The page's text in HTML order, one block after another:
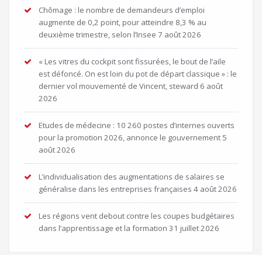
Chômage : le nombre de demandeurs d’emploi
augmente de 0,2 point, pour atteindre 8,3 % au
deuxième trimestre, selon l’Insee 7 août 2026
« Les vitres du cockpit sont fissurées, le bout de l’aile
est défoncé. On est loin du pot de départ classique » : le
dernier vol mouvementé de Vincent, steward 6 août
2026
Etudes de médecine : 10 260 postes d’internes ouverts
pour la promotion 2026, annonce le gouvernement 5
août 2026
L’individualisation des augmentations de salaires se
généralise dans les entreprises françaises 4 août 2026
Les régions vent debout contre les coupes budgétaires
dans l’apprentissage et la formation 31 juillet 2026